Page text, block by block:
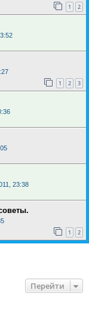
1 2
1 2 3
23:38
1 2
Перейти